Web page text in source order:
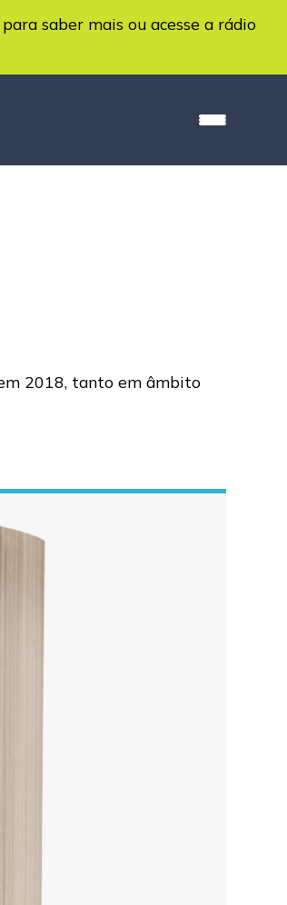
para saber mais ou acesse a rádio
2018, tanto em âmbito